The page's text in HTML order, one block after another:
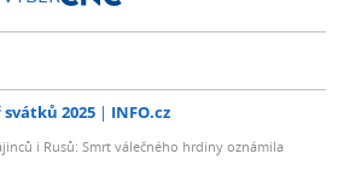
2025 INFO.cz
i Rusů: Smrt válečného hrdiny oznámila